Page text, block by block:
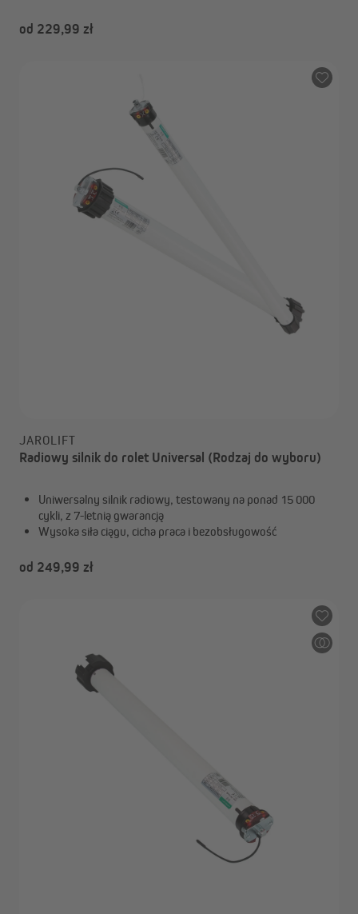
od 229,99 zł
JAROLIFT
Radiowy silnik do rolet Universal (Rodzaj do wyboru)
Uniwersalny silnik radiowy, testowany na ponad 15 000
cykli, z 7-letnią gwarancją
Wysoka siła ciągu, cicha praca i bezobsługowość
od 249,99 zł